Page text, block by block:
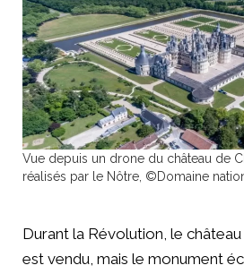
Vue depuis un drone du château de
réalisés par le Nôtre, ©Domaine
Durant la Révolution, le
est vendu, mais le monument